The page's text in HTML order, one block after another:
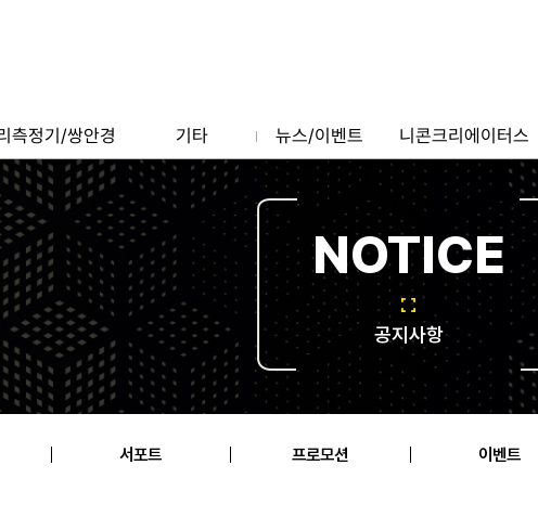
측정기/쌍안경 기타 뉴스/이벤트 니콘크리에이터스
NOTICE
공지사항
서포트 프로모션 이벤트